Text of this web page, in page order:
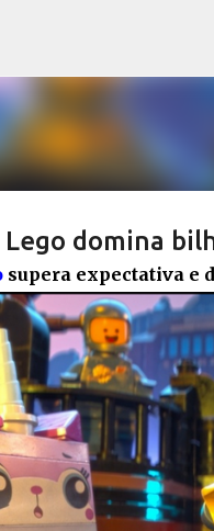
domina
supera expectativa e